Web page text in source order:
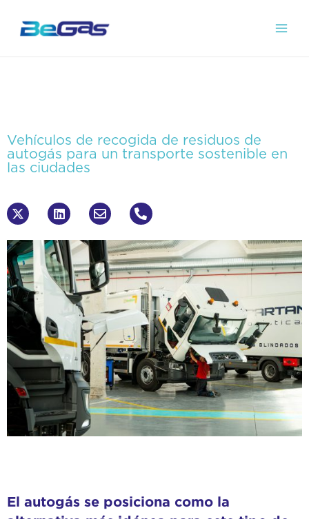
Vehículos de recogida de residuos de
autogás para un transporte sostenible en
las ciudades
El autogás se posiciona como la